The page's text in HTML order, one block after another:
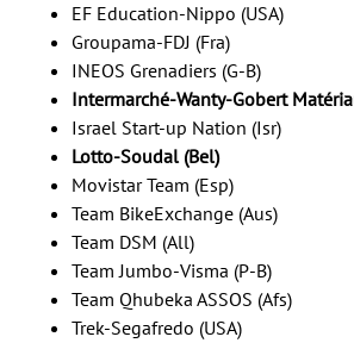
EF Education-Nippo (USA)
Groupama-FDJ (Fra)
INEOS Grenadiers (G-B)
Intermarché-Wanty-Gobert
Israel Start-up Nation (Isr)
Lotto-Soudal (Bel)
Movistar Team (Esp)
Team BikeExchange (Aus)
Team DSM (All)
Team Jumbo-Visma (P-B)
Team Qhubeka ASSOS (Afs)
Trek-Segafredo (USA)